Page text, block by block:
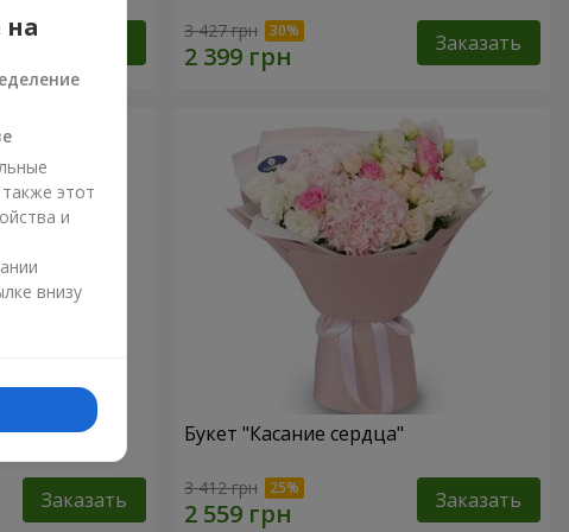
3 427 грн Заказать
Заказать
Букет "Касание сердца"
3 412 грн Заказать
на
этот
и
внизу